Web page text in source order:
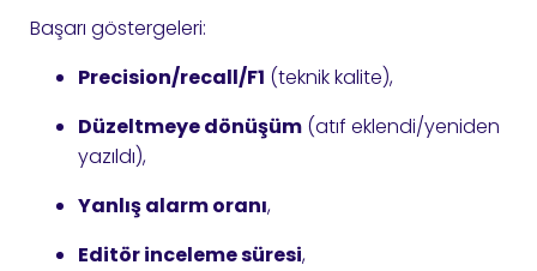
Başarı göstergeleri:
Precision/recall/F1 (teknik kalite),
Düzeltmeye dönüşüm (atıf eklendi/yeniden
yazıldı),
Yanlış alarm oranı,
Editör inceleme süresi,